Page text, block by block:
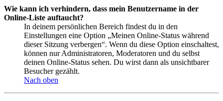
Wie kann ich verhindern, dass mein Benutzername in der
Online-Liste auftaucht?
In deinem persönlichen Bereich findest du in den
Einstellungen eine Option „Meinen Online-Status während
dieser Sitzung verbergen“. Wenn du diese Option einschaltest,
können nur Administratoren, Moderatoren und du selbst
deinen Online-Status sehen. Du wirst dann als unsichtbarer
Besucher gezählt.
Nach oben